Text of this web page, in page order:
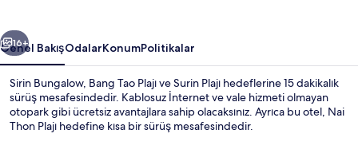
Sonraki
16+
Genel BakışOdalarKonumPolitikalar
Sirin Bungalow, Bang Tao Plajı ve Surin Plajı hedeflerine 15 dakikalık
sürüş mesafesindedir. Kablosuz İnternet ve vale hizmeti olmayan
otopark gibi ücretsiz avantajlara sahip olacaksınız. Ayrıca bu otel, Nai
Thon Plajı hedefine kısa bir sürüş mesafesindedir.